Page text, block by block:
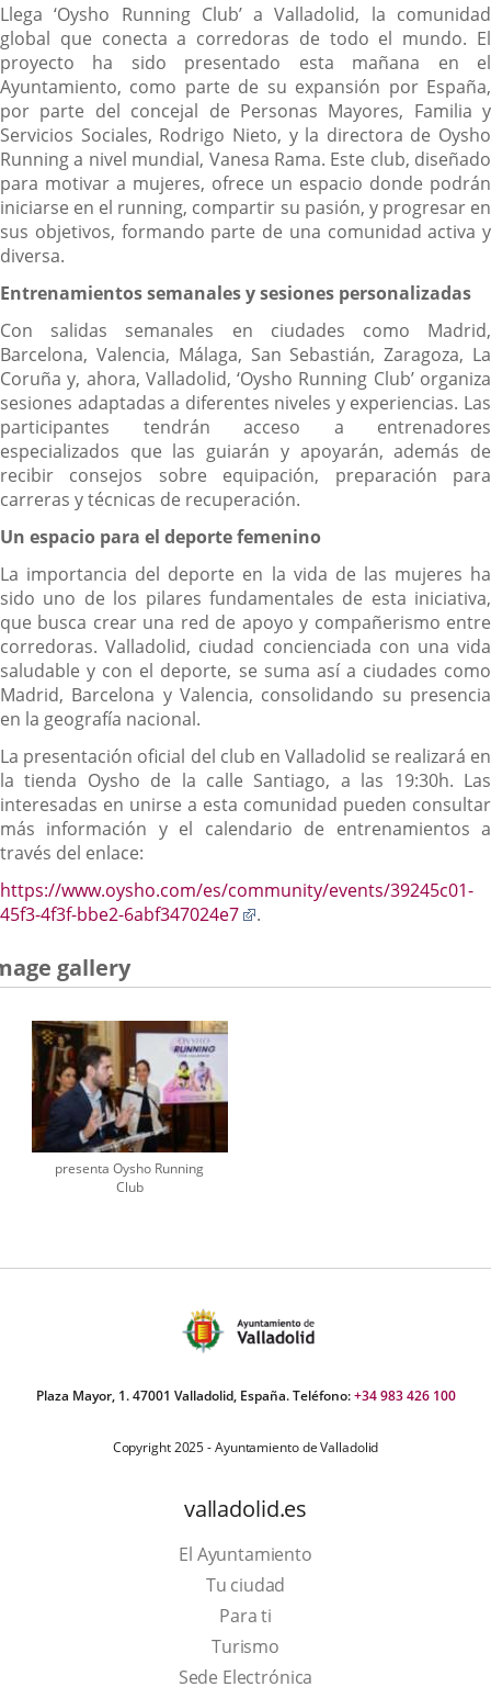
Llega ‘Oysho Running Club’ a Valladolid, la comunidad
global que conecta a corredoras de todo el mundo. El
proyecto ha sido presentado esta mañana en el
Ayuntamiento, como parte de su expansión por España,
por parte del concejal de Personas Mayores, Familia y
Servicios Sociales, Rodrigo Nieto, y la directora de Oysho
Running a nivel mundial, Vanesa Rama. Este club, diseñado
para motivar a mujeres, ofrece un espacio donde podrán
iniciarse en el running, compartir su pasión, y progresar en
sus objetivos, formando parte de una comunidad activa y
diversa.
Entrenamientos semanales y sesiones personalizadas
Con salidas semanales en ciudades como Madrid,
Barcelona, Valencia, Málaga, San Sebastián, Zaragoza, La
Coruña y, ahora, Valladolid, ‘Oysho Running Club’ organiza
sesiones adaptadas a diferentes niveles y experiencias. Las
participantes tendrán acceso a entrenadores
especializados que las guiarán y apoyarán, además de
recibir consejos sobre equipación, preparación para
carreras y técnicas de recuperación.
Un espacio para el deporte femenino
La importancia del deporte en la vida de las mujeres ha
sido uno de los pilares fundamentales de esta iniciativa,
que busca crear una red de apoyo y compañerismo entre
corredoras. Valladolid, ciudad concienciada con una vida
saludable y con el deporte, se suma así a ciudades como
Madrid, Barcelona y Valencia, consolidando su presencia
en la geografía nacional.
La presentación oficial del club en Valladolid se realizará en
la tienda Oysho de la calle Santiago, a las 19:30h. Las
interesadas en unirse a esta comunidad pueden consultar
más información y el calendario de entrenamientos a
través del enlace:
https://www.oysho.com/es/community/events/39245c01-
45f3-4f3f-bbe2-6abf347024e7
Enlace
aplicación
.
gallery
presenta Oysho Running
Club
Plaza Mayor, 1. 47001 Valladolid, España. Teléfono:+34 983 426 100
Copyright 2025 - Ayuntamiento de Valladolid
valladolid.es
El Ayuntamiento
Tu ciudad
Para ti
TurismoThis
link
Sede Electrónica